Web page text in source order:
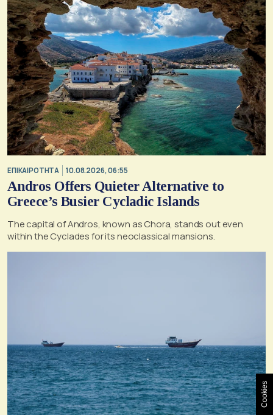
ΕΠΙΚΑΙΡΟΤΗΤΑ 10.08.2026, 06:55
Andros Offers Quieter Alternative to
Greece’s Busier Cycladic Islands
The capital of Andros, known as Chora, stands out even
within the Cyclades for its neoclassical mansions.
Cookies